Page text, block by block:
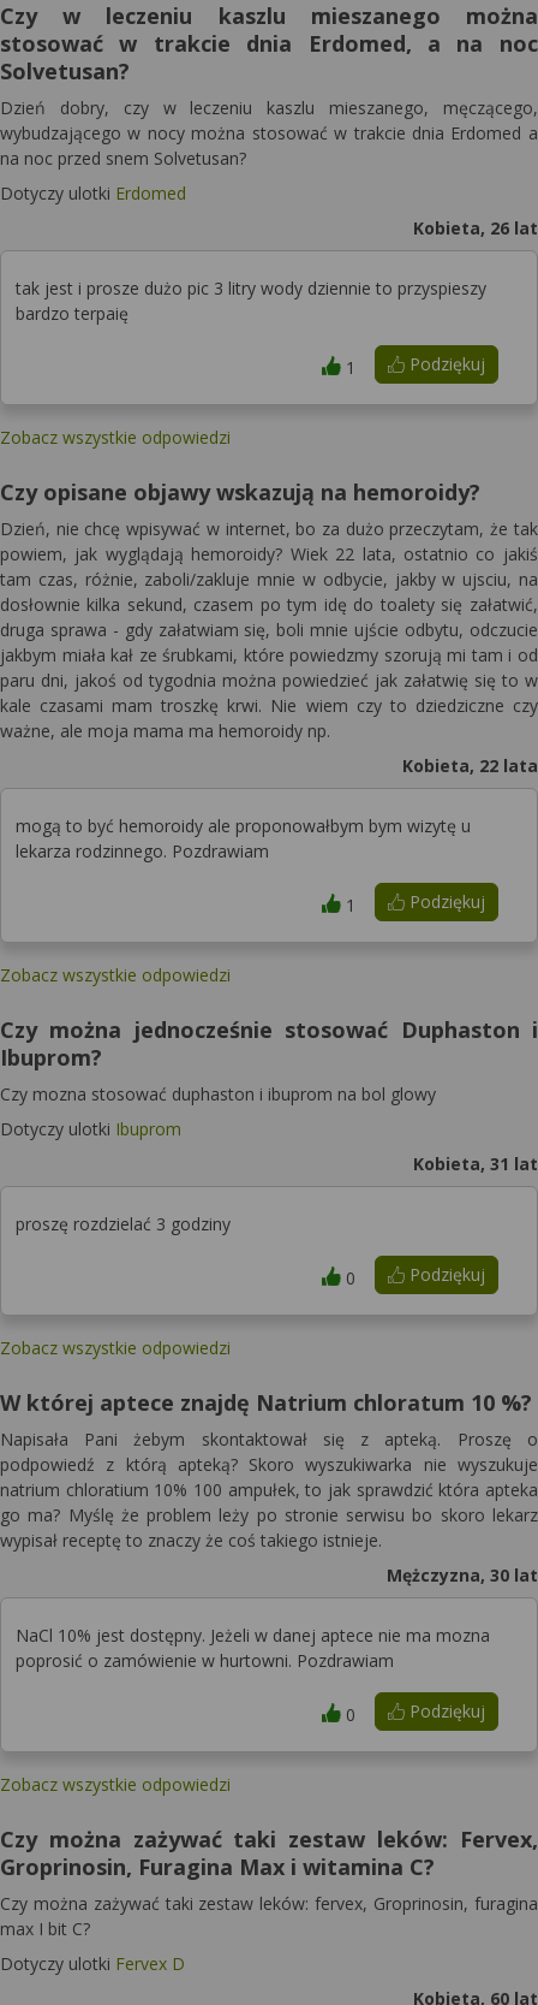
Czy w leczeniu kaszlu mieszanego można
stosować w trakcie dnia Erdomed, a na noc
Solvetusan?
Dzień dobry, czy w leczeniu kaszlu mieszanego, męczącego,
wybudzającego w nocy można stosować w trakcie dnia Erdomed a
na noc przed snem Solvetusan?
Dotyczy ulotki Erdomed
Kobieta, 26 lat
tak jest i prosze dużo pic 3 litry wody dziennie to przyspieszy
bardzo terpaię
Podziękuj
1
Zobacz wszystkie odpowiedzi
Czy opisane objawy wskazują na hemoroidy?
Dzień, nie chcę wpisywać w internet, bo za dużo przeczytam, że tak
powiem, jak wyglądają hemoroidy? Wiek 22 lata, ostatnio co jakiś
tam czas, różnie, zaboli/zakluje mnie w odbycie, jakby w ujsciu, na
dosłownie kilka sekund, czasem po tym idę do toalety się załatwić,
druga sprawa - gdy załatwiam się, boli mnie ujście odbytu, odczucie
jakbym miała kał ze śrubkami, które powiedzmy szorują mi tam i od
paru dni, jakoś od tygodnia można powiedzieć jak załatwię się to w
kale czasami mam troszkę krwi. Nie wiem czy to dziedziczne czy
ważne, ale moja mama ma hemoroidy np.
Kobieta, 22 lata
mogą to być hemoroidy ale proponowałbym bym wizytę u
lekarza rodzinnego. Pozdrawiam
Podziękuj
1
Zobacz wszystkie odpowiedzi
Czy można jednocześnie stosować Duphaston i
Ibuprom?
Czy mozna stosować duphaston i ibuprom na bol glowy
Dotyczy ulotki Ibuprom
Kobieta, 31 lat
proszę rozdzielać 3 godziny
Podziękuj
0
Zobacz wszystkie odpowiedzi
W której aptece znajdę Natrium chloratum 10 %?
Napisała Pani żebym skontaktował się z apteką. Proszę o
podpowiedź z którą apteką? Skoro wyszukiwarka nie wyszukuje
natrium chloratium 10% 100 ampułek, to jak sprawdzić która apteka
go ma? Myślę że problem leży po stronie serwisu bo skoro lekarz
wypisał receptę to znaczy że coś takiego istnieje.
Mężczyzna, 30 lat
NaCl 10% jest dostępny. Jeżeli w danej aptece nie ma mozna
poprosić o zamówienie w hurtowni. Pozdrawiam
Podziękuj
0
Zobacz wszystkie odpowiedzi
Czy można zażywać taki zestaw leków: Fervex,
Groprinosin, Furagina Max i witamina C?
Czy można zażywać taki zestaw leków: fervex, Groprinosin, furagina
max I bit C?
Dotyczy ulotki Fervex D
Kobieta, 60 lat